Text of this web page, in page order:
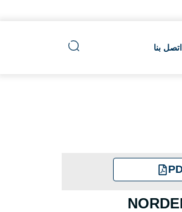
اتصل بنا